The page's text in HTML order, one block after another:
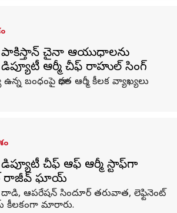
పాకిస్తాన్ చైనా ఆయుధాలను
ఆర్మీ చీఫ్ రాహుల్ సింగ్
బంధంపై భారత ఆర్మీ కీలక వ్యాఖ్యలు
చీఫ్ ఆఫ్ ఆర్మీ స్టాఫ్‌గా
రాజీవ్ ఘాయ్‌
ఆపరేషన్ సిందూర్ తరువాత, లెఫ్టినెంట్
మారారు.